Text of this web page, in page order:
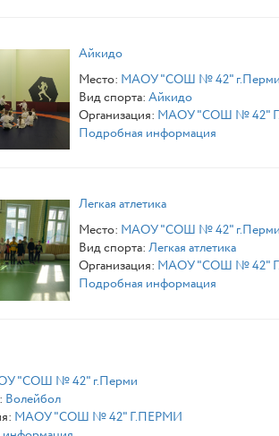
Айкидо
Место: МАОУ "СОШ № 42" г.Перми
Вид спорта: Айкидо
Организация: МАОУ "СОШ № 42"
Подробная информация
Легкая атлетика
Место: МАОУ "СОШ № 42" г.Перми
Вид спорта: Легкая атлетика
Организация: МАОУ "СОШ № 42"
Подробная информация
"СОШ № 42" г.Перми
Волейбол
МАОУ "СОШ № 42" Г.ПЕРМИ